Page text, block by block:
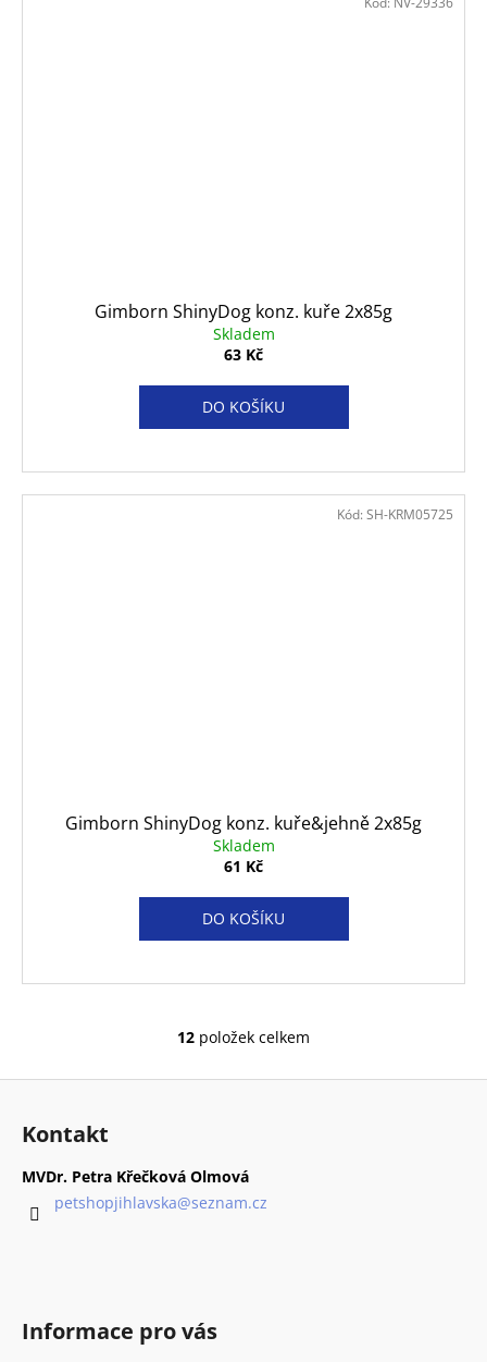
Gimborn ShinyDog konz. kuře 2x85g
Skladem
63 Kč
DO KOŠÍKU
Gimborn ShinyDog konz. kuře&jehně 2x85g
Skladem
61 Kč
DO KOŠÍKU
Kód: SH-KRM05725
O
a
c
í
12 položek celkem
Z
Kontakt
MVDr. Petra Křečková Olmová
petshopjihlavska@seznam.cz
Informace pro vás